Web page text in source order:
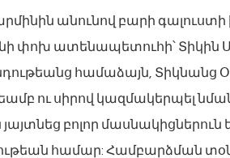
անունով բարի
փոխ ատենապետուհի՝ Տիկին
համաձայն, Տիկնանց
ու սիրով կազմակերպել
բոլոր մասնակիցներուն
համար: Համբարձման